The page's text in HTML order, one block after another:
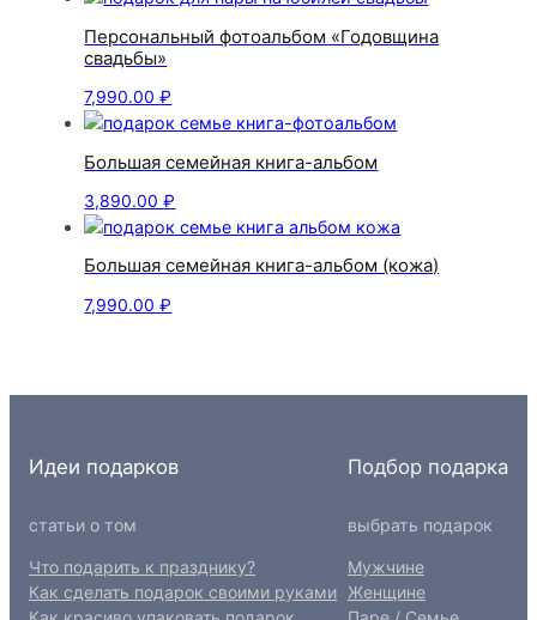
Персональный фотоальбом «Годовщина
свадьбы»
7,990.00₽
Большая семейная книга-альбом
3,890.00₽
Большая семейная книга-альбом (кожа)
7,990.00₽
Идеи подарков
статьи о том
Что подарить к празднику?
Как сделать подарок своими руками
Подбор подарка
выбрать подарок
Мужчине
Женщине